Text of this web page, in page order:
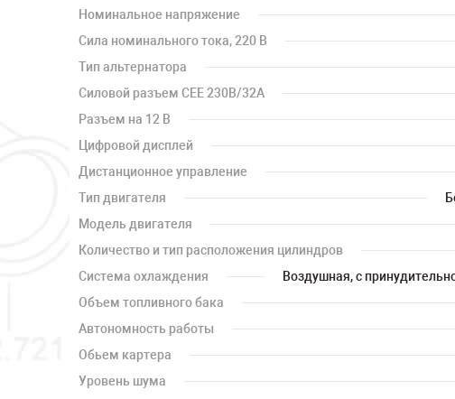
Номинальное напряжение
Сила номинального тока, 220 В
Тип альтернатора
Силовой разъем CEE 230В/32А
Разъем на 12 В
Цифровой дисплей
Дистанционное управление
Тип двигателя
Модель двигателя
Количество и тип расположения цилиндров
Система охлаждения
Воздушная, с
Объем топливного бака
Автономность работы
Обьем картера
Уровень шума